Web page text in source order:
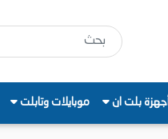
أجهزة بلت ان موبايلات وتابلت